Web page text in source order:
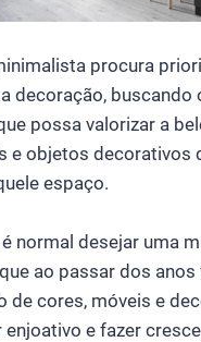
procura
decoração, buscando
possa valorizar a
e objetos decorativos
espaço.
normal desejar uma
ao passar dos anos
de cores, móveis e
e fazer